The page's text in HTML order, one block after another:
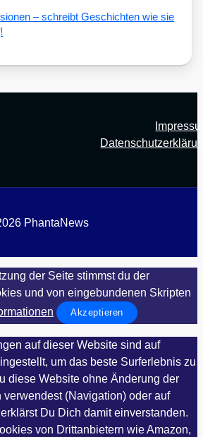
– schreibt Geschich­ten wie sie
PhantaNews
der Seite stimmst du der
und von eingebundenen Skripten
Akzeptieren
auf dieser Website sind auf
um das beste Surferlebnis zu
diese Website ohne Änderung der
(Navigation) oder auf
Du Dich damit einverstanden.
von Drittanbietern wie Amazon,